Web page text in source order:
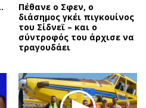
Πέθανε ο Σφεν, ο
διάσημος γκέι πιγκουίνος
του Σίδνεϊ – και ο
σύντροφός του άρχισε να
τραγουδάει